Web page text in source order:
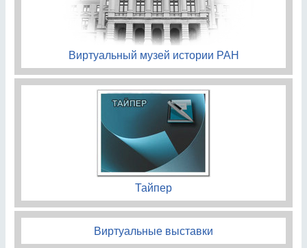
Виртуальный музей истории РАН
Тайпер
Виртуальные выставки